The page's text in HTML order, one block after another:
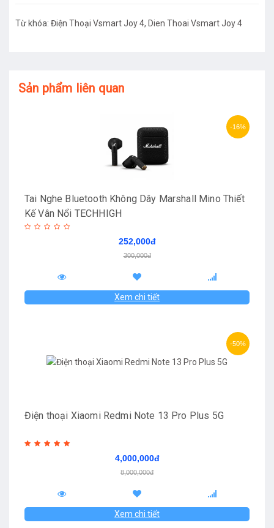
Từ khóa: Điện Thoại Vsmart Joy 4, Dien Thoai Vsmart Joy 4
Sản phẩm liên quan
-16%
Tai Nghe Bluetooth Không Dây Marshall Mino Thiết
Kế Vân Nổi TECHHIGH
252,000đ
300,000đ
Xem chi tiết
-50%
Điện thoại Xiaomi Redmi Note 13 Pro Plus 5G
4,000,000đ
8,000,000đ
Xem chi tiết